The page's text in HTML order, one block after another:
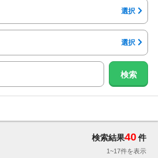
選択
選択
検索
検索結果40件
1~17件を表示